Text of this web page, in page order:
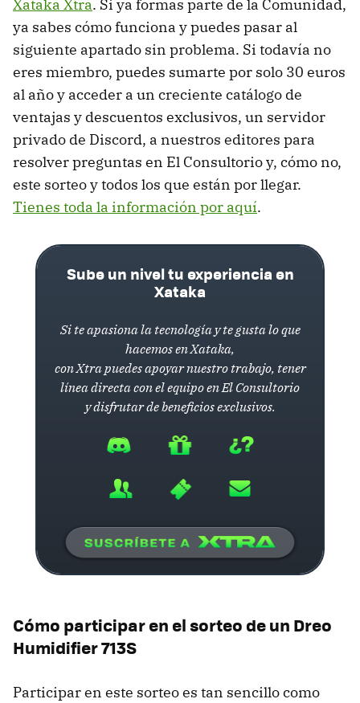
Xataka Xtra. Si ya formas parte de la Comunidad,
ya sabes cómo funciona y puedes pasar al
siguiente apartado sin problema. Si todavía no
eres miembro, puedes sumarte por solo 30 euros
al año y acceder a un creciente catálogo de
ventajas y descuentos exclusivos, un servidor
privado de Discord, a nuestros editores para
resolver preguntas en El Consultorio y, cómo no,
este sorteo y todos los que están por llegar.
Tienes toda la información por aquí.
Sube un nivel tu experiencia en
Xataka
Si te apasiona la tecnología y te gusta lo que
hacemos en Xataka,
con Xtra puedes apoyar nuestro trabajo, tener
línea directa con el equipo en El Consultorio
y disfrutar de beneficios exclusivos.
Cómo participar en el sorteo de un Dreo
Humidifier 713S
Participar en este sorteo es tan sencillo como